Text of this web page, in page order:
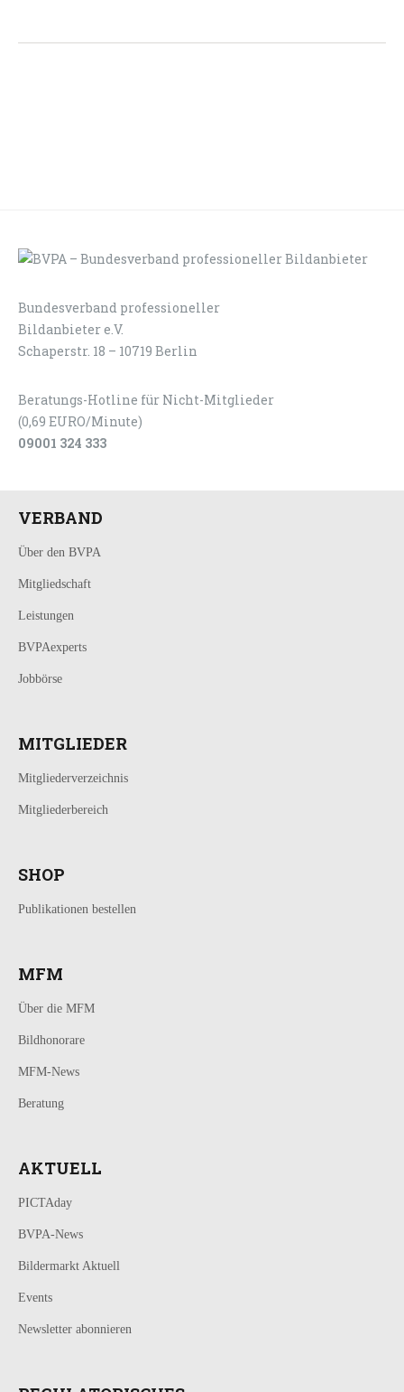
Bundesverband professioneller
Bildanbieter e.V.
Schaperstr. 18 – 10719 Berlin
Beratungs-Hotline für Nicht-Mitglieder
(0,69 EURO/Minute)
09001 324 333
VERBAND
Über den BVPA
Mitgliedschaft
Leistungen
BVPAexperts
Jobbörse
MITGLIEDER
Mitgliederverzeichnis
Mitgliederbereich
SHOP
Publikationen bestellen
MFM
Über die MFM
Bildhonorare
MFM-News
Beratung
AKTUELL
PICTAday
BVPA-News
Bildermarkt Aktuell
Events
Newsletter abonnieren